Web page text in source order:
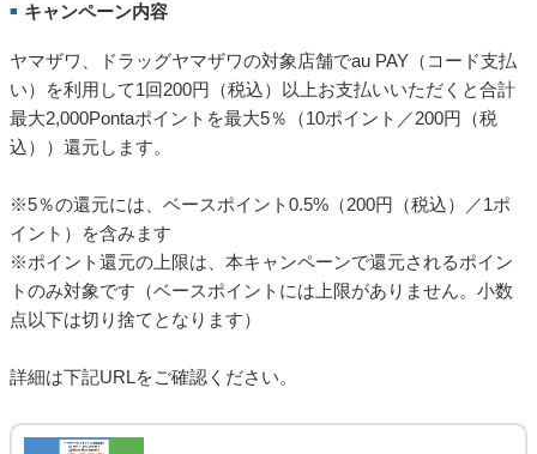
■ キャンペーン内容
ヤマザワ、ドラッグヤマザワの対象店舗でau PAY（コード支払
い）を利用して1回200円（税込）以上お支払いいただくと合計
最大2,000Pontaポイントを最大5％（10ポイント／200円（税
込））還元します。
※5％の還元には、ベースポイント0.5%（200円（税込）／1ポ
イント）を含みます
※ポイント還元の上限は、本キャンペーンで還元されるポイン
トのみ対象です（ベースポイントには上限がありません。小数
点以下は切り捨てとなります）
詳細は下記URLをご確認ください。